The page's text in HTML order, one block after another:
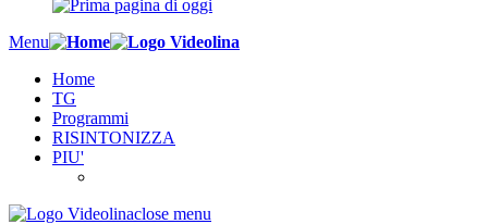
Menu
Home
TG
Programmi
RISINTONIZZA
PIU'
close menu